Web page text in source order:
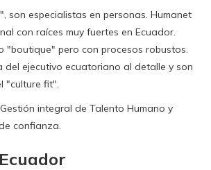
son especialistas en personas. Humanet
con raíces muy fuertes en Ecuador.
"boutique" pero con procesos robustos.
del ejecutivo ecuatoriano al detalle y son
"culture fit".
Gestión integral de Talento Humano y
confianza.